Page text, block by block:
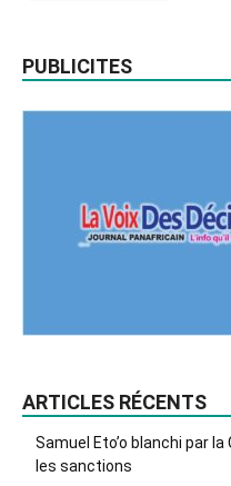
PUBLICITES
ARTICLES RÉCENTS
Samuel Eto’o blanchi par
les sanctions